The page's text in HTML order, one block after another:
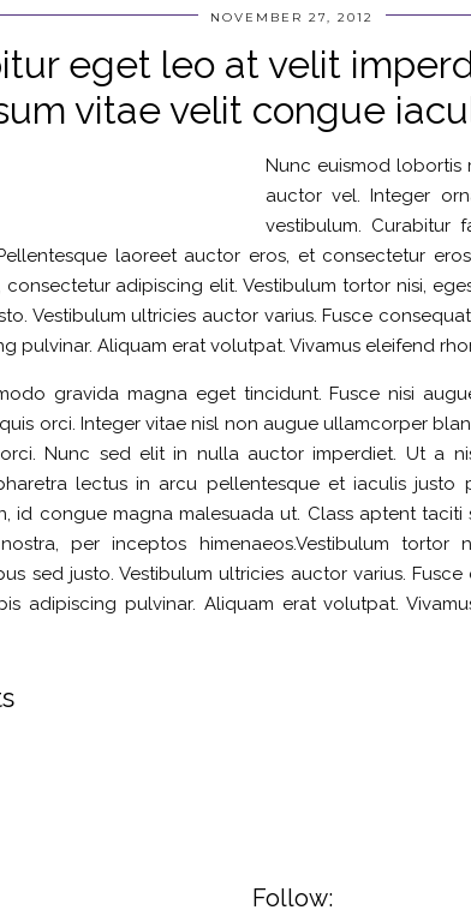
NOVEMBER 27, 2012
eget leo at velit
vitae velit congue
Nunc euismod lobortis
auctor vel. Integer
vestibulum. Curabitur
laoreet auctor eros, et consectetur
consectetur adipiscing elit. Vestibulum tortor nisi,
Vestibulum ultricies auctor varius. Fusce
pulvinar. Aliquam erat volutpat. Vivamus eleifend
gravida magna eget tincidunt. Fusce nisi
orci. Integer vitae nisl non augue ullamcorper
Nunc sed elit in nulla auctor imperdiet. Ut a
lectus in arcu pellentesque et iaculis justo
id congue magna malesuada ut. Class aptent
per inceptos himenaeos.Vestibulum tortor
sed justo. Vestibulum ultricies auctor varius.
adipiscing pulvinar. Aliquam erat volutpat.
Follow: